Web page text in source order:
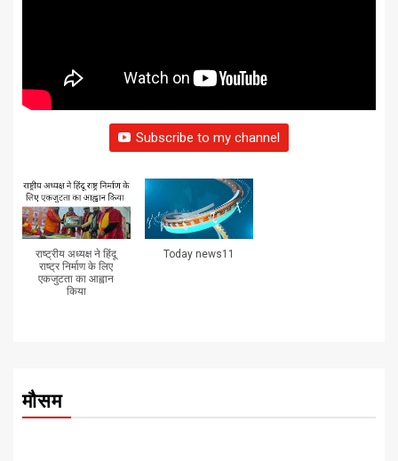
Subscribe to my channel
राष्ट्रीय अध्यक्ष ने हिंदू
राष्ट्र निर्माण के लिए
एकजुटता का आह्वान
किया
Today news11
मौसम